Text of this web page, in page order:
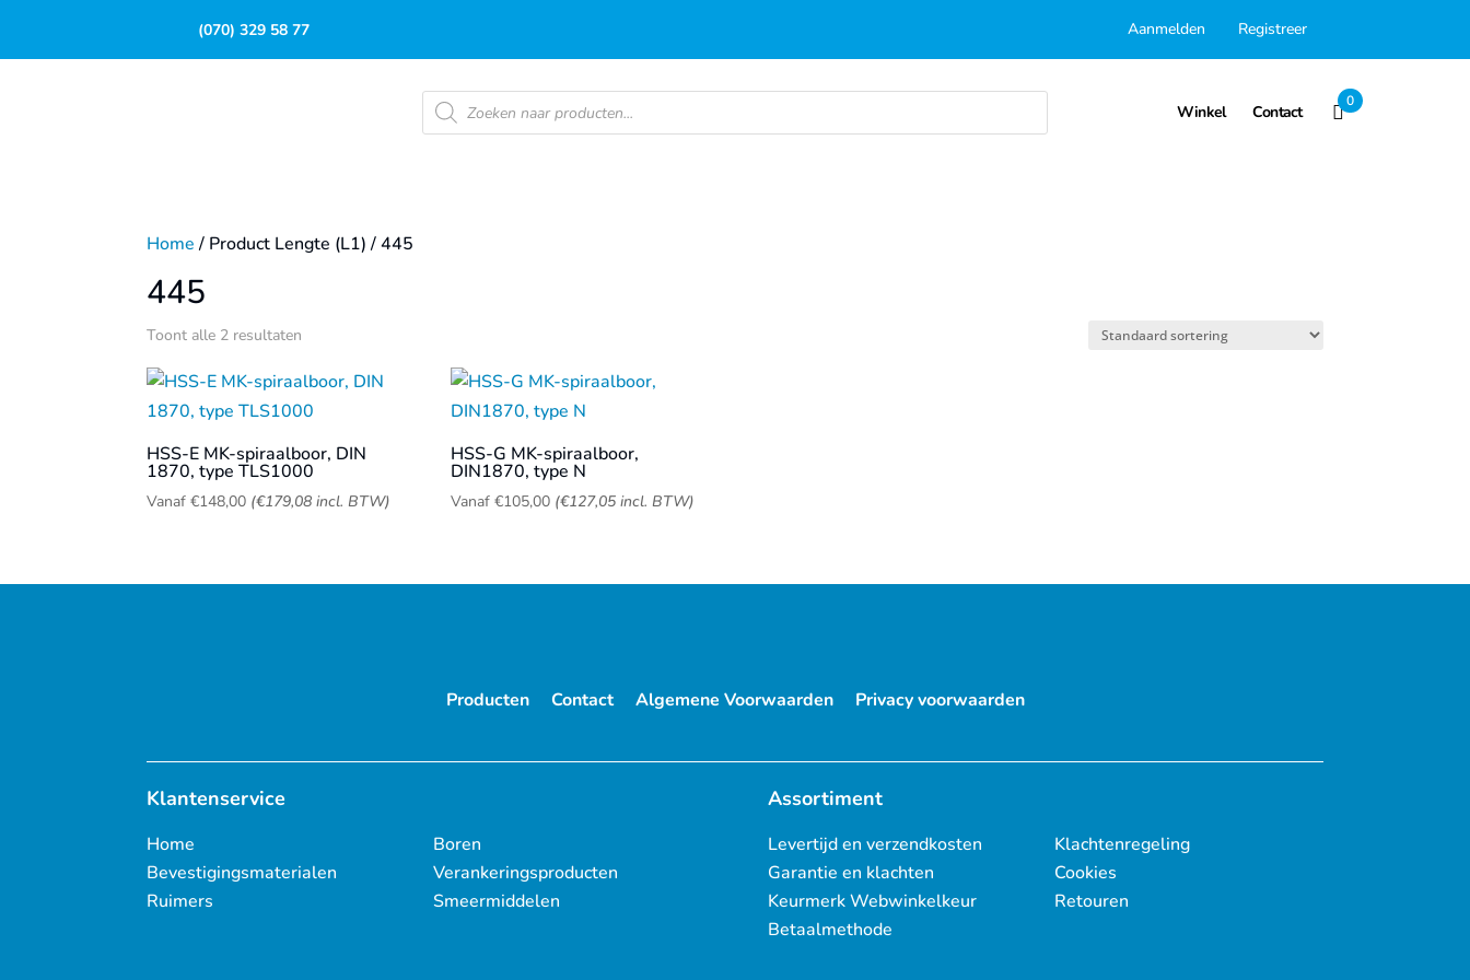
(070) 329 58 77 Aanmelden Registreer
Producten
zoeken Winkel Contact
0
Home/ Product Lengte (L1) / 445
445
Toont alle 2 resultaten
HSS-E MK-spiraalboor, DIN
1870, type TLS1000
Vanaf €148,00 (€179,08 incl. BTW)
HSS-G MK-spiraalboor,
DIN1870, type N
Vanaf €105,00 (€127,05 incl. BTW)
Producten Contact Algemene Voorwaarden Privacy voorwaarden
Klantenservice
Home
Bevestigingsmaterialen
Ruimers
Boren
Verankeringsproducten
Smeermiddelen
Assortiment
Levertijd en verzendkosten
Garantie en klachten
Keurmerk Webwinkelkeur
Betaalmethode
Klachtenregeling
Cookies
Retouren